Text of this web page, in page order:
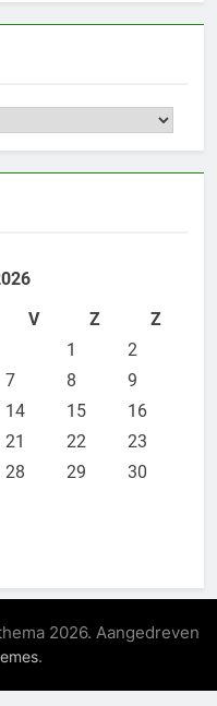
V Z
Z
1
2
7 8
9
14 15
16
21 22
23
28 29
30
2026. Aangedreven
.